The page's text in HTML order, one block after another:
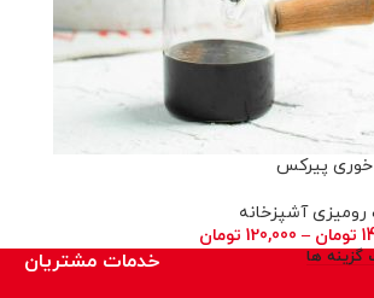
پیرکس
آشپزخانه
تومان –
120,000 تومان
گزینه ها خدمات مشتریان